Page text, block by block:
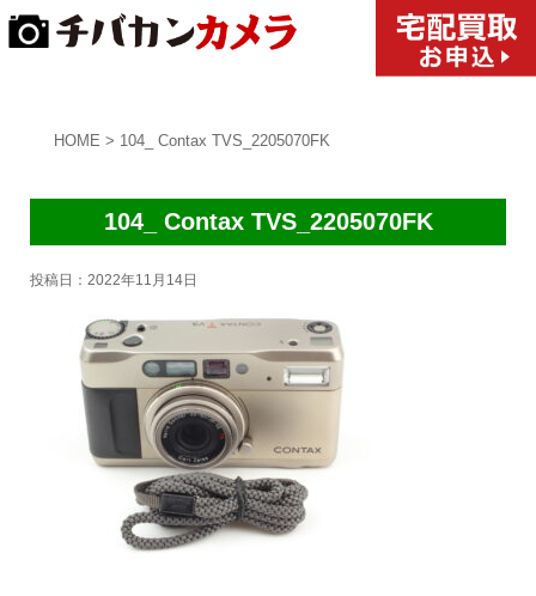
HOME > 104_ Contax TVS_2205070FK
104_ Contax TVS_2205070FK
投稿日： 2022年11月14日